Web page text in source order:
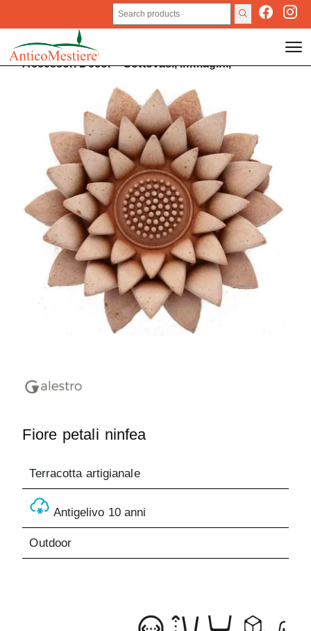
AccessoriDecor>Sottovasi,Immagini,
Fiore petali ninfea
Terracotta artigianale
Antigelivo 10 anni
Outdoor